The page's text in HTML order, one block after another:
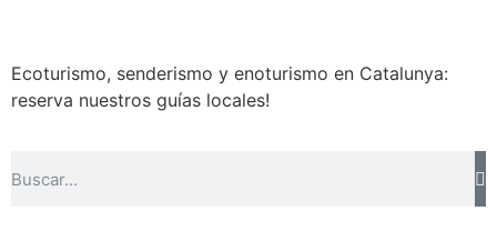
Ecoturismo, senderismo y enoturismo en Catalunya:
reserva nuestros guías locales!